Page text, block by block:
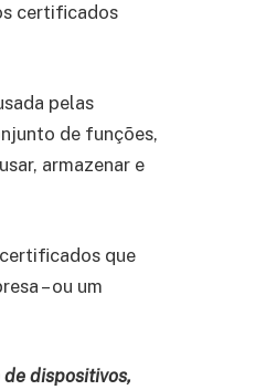
certificados
pelas
de funções,
armazenar e
que
– ou um
de dispositivos,